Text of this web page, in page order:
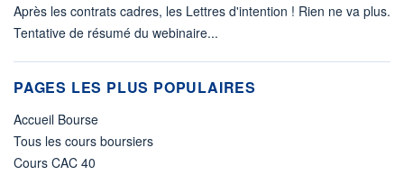
Après les contrats cadres, les Lettres d'intention ! Rien ne va plus.
Tentative de résumé du webinaire...
PAGES LES PLUS POPULAIRES
Accueil Bourse
Tous les cours boursiers
Cours CAC 40